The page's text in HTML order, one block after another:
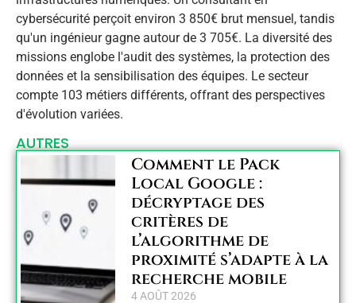
cybersécurité perçoit environ 3 850€ brut mensuel, tandis
qu'un ingénieur gagne autour de 3 705€. La diversité des
missions englobe l'audit des systèmes, la protection des
données et la sensibilisation des équipes. Le secteur
compte 103 métiers différents, offrant des perspectives
d'évolution variées.
AUTRES
Comment le Pack
Local Google :
décryptage des
critères de
l’algorithme de
proximité s’adapte à la
recherche mobile
4 AOÛT 2026